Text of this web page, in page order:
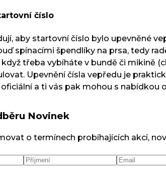
číslo
aby startovní číslo bylo upevněné
spínacími špendlíky na prsa, tedy
když třeba vybíháte v bundě či mikině
Upevnění čísla vepředu je
a ti vás pak mohou s nabídkou
Novinek
o termínech probíhajících akcí,